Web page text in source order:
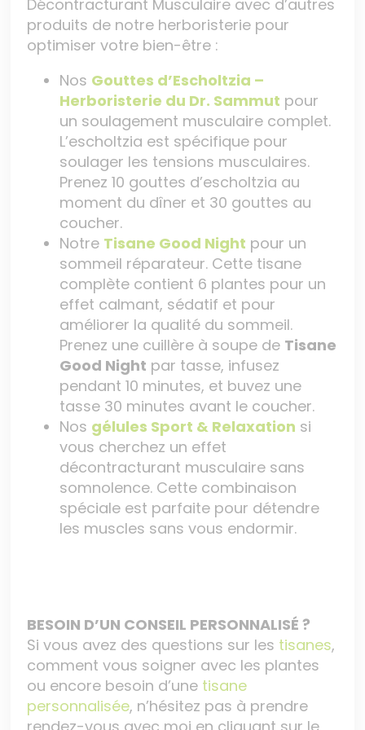
Décontracturant Musculaire avec d’autres
produits de notre herboristerie pour
optimiser votre bien-être :
Nos Gouttes d’Escholtzia –
Herboristerie du Dr. Sammut pour
un soulagement musculaire complet.
L’escholtzia est spécifique pour
soulager les tensions musculaires.
Prenez 10 gouttes d’escholtzia au
moment du dîner et 30 gouttes au
coucher.
Notre Tisane Good Night pour un
sommeil réparateur. Cette tisane
complète contient 6 plantes pour un
effet calmant, sédatif et pour
améliorer la qualité du sommeil.
Prenez une cuillère à soupe de Tisane
Good Night par tasse, infusez
pendant 10 minutes, et buvez une
tasse 30 minutes avant le coucher.
Nos gélules Sport & Relaxation si
vous cherchez un effet
décontracturant musculaire sans
somnolence. Cette combinaison
spéciale est parfaite pour détendre
les muscles sans vous endormir.
BESOIN D’UN CONSEIL PERSONNALISÉ ?
Si vous avez des questions sur les tisanes,
comment vous soigner avec les plantes
ou encore besoin d’une tisane
personnalisée, n’hésitez pas à prendre